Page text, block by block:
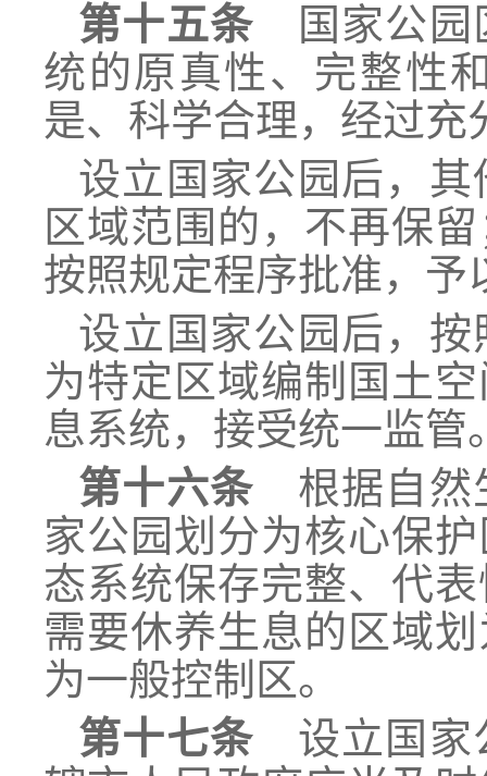
第十五条 国家公园
统的原真性、完整性
是、科学合理，经过充
设立国家公园后，
区域范围的，不再保
按照规定程序批准，予
设立国家公园后，
为特定区域编制国土
息系统，接受统一监管
第十六条 根据自然
家公园划分为核心保
态系统保存完整、代
需要休养生息的区域
为一般控制区。
第十七条 设立国家